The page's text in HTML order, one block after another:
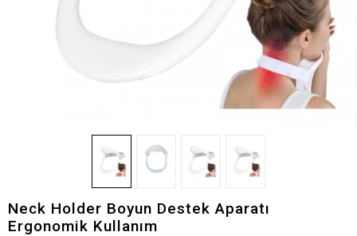
Neck Holder Boyun Destek Aparatı
Ergonomik Kullanım